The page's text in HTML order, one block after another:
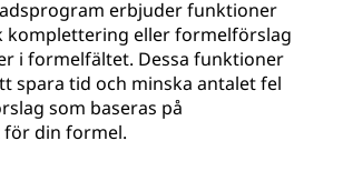
erbjuder funktioner
komplettering eller formelförslag
i formelfältet. Dessa funktioner
spara tid och minska antalet fel
som baseras på
din formel.